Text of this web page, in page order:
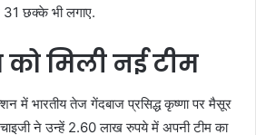
छक्के भी लगाए.
को मिली नई टीम
में भारतीय तेज गेंदबाज प्रसिद्ध कृष्णा पर मैसूर
ने उन्हें 2.60 लाख रुपये में अपनी टीम का